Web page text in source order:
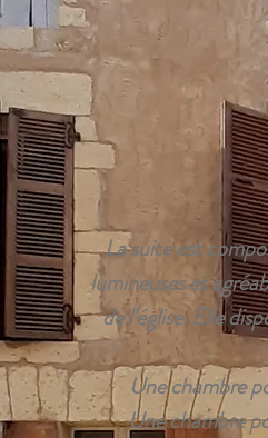
La suite est
lumineuses et
de l'église. Elle
Une chambre
Une chambre